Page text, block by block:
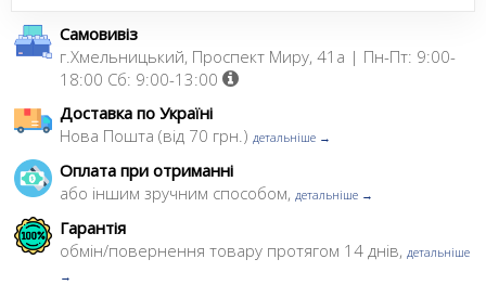
Самовивіз
г.Хмельницький, Проспект Миру, 41а | Пн-Пт: 9:00-
18:00 Сб: 9:00-13:00
Доставка по Україні
Нова Пошта (від 70 грн.) детальніше →
Оплата при отриманні
або іншим зручним способом, детальніше →
Гарантія
обмін/повернення товару протягом 14 днів, детальніше
→